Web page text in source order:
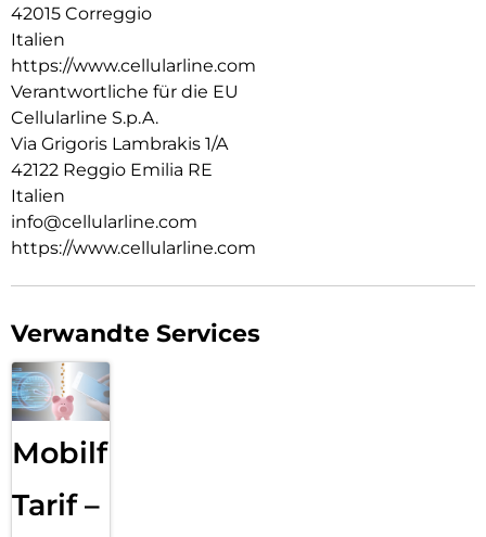
42015 Correggio
Italien
https://www.cellularline.com
Verantwortliche für die EU
Cellularline S.p.A.
Via Grigoris Lambrakis 1/A
42122 Reggio Emilia RE
Italien
info@cellularline.com
https://www.cellularline.com
Verwandte Services
Mobilfunk
Tarif –